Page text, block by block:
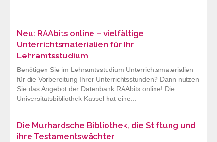
Neu: RAAbits online – vielfältige
Unterrichtsmaterialien für Ihr
Lehramtsstudium
Benötigen Sie im Lehramtsstudium Unterrichtsmaterialien
für die Vorbereitung Ihrer Unterrichtsstunden? Dann nutzen
Sie das Angebot der Datenbank RAAbits online! Die
Universitätsbibliothek Kassel hat eine...
Die Murhardsche Bibliothek, die Stiftung und
ihre Testamentswächter